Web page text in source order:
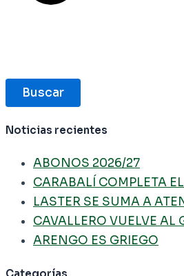
Buscar
Noticias recientes
ABONOS 2026/27
CARABALÍ COMPLETA
LASTER SE SUMA A
CAVALLERO VUELVE AL
ARENGO ES GRIEGO